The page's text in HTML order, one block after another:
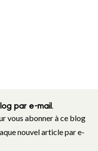
par e-mail.
vous abonner à ce blog
nouvel article par e-